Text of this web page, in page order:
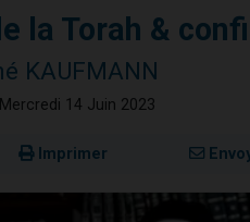
la Torah &
KAUFMANN
14 Juin 2023
Imprimer